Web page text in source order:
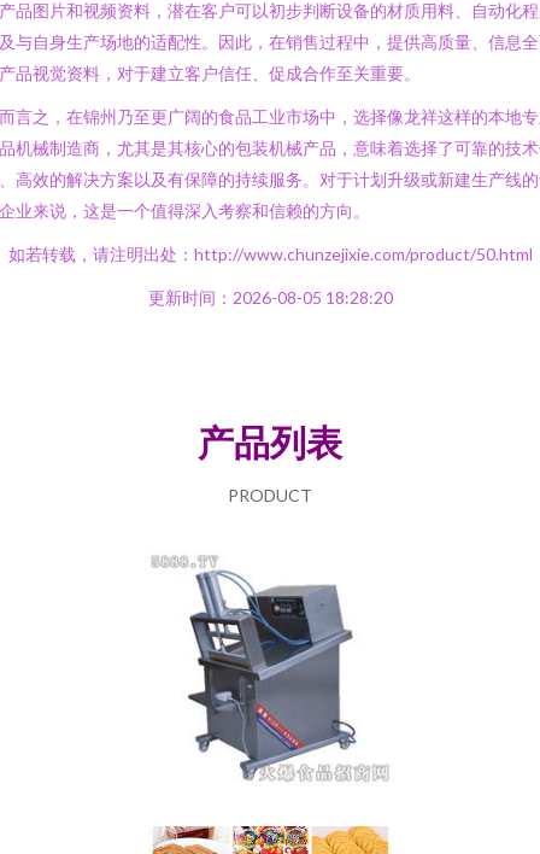
品图片和视频资料，潜在客户可以初步判断设备的材质用料、自动化
与自身生产场地的适配性。因此，在销售过程中，提供高质量、信息
品视觉资料，对于建立客户信任、促成合作至关重要。
言之，在锦州乃至更广阔的食品工业市场中，选择像龙祥这样的本地
机械制造商，尤其是其核心的包装机械产品，意味着选择了可靠的技
高效的解决方案以及有保障的持续服务。对于计划升级或新建生产线
业来说，这是一个值得深入考察和信赖的方向。
如若转载，请注明出处：http://www.chunzejixie.com/product/50.html
更新时间：2026-08-05 18:28:20
产品列表
PRODUCT